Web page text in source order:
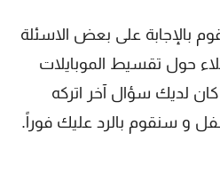
بالإجابة على بعض الاسئلة
حول تقسيط الموبايلات
لديك سؤال آخر اتركه
و سنقوم بالرد عليك فوراً.